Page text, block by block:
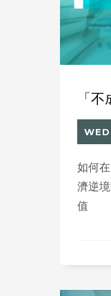
如何
濟逆
值